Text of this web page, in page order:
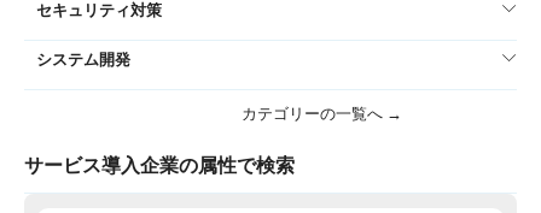
セキュリティ対策
システム開発
カテゴリーの一覧へ →
サービス導入企業の属性で検索